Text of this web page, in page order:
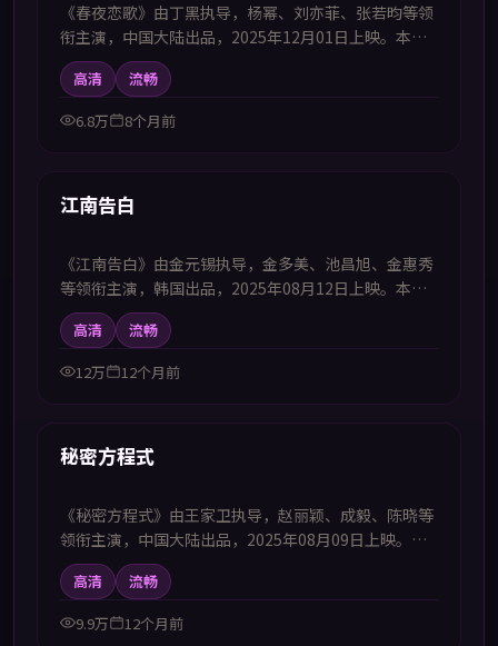
《春夜恋歌》由丁黑执导，杨幂、刘亦菲、张若昀等领
衔主演，中国大陆出品，2025年12月01日上映。本剧
集提供中韩双语字幕，支持1080P高清播放，属惊悚题
材，压迫感不断升级直至真相浮出水面，适合喜欢中韩
字幕电视剧高清播放的观众追看。
高清
流畅
6.8万
8个月前
新上
江南告白
《江南告白》由金元锡执导，金多美、池昌旭、金惠秀
等领衔主演，韩国出品，2025年08月12日上映。本剧
集提供中韩双语字幕，支持1080P高清播放，属犯罪题
材，正邪交锋中揭露灰色地带的人性选择，适合喜欢中
韩字幕电视剧高清播放的观众追看。
高清
流畅
12万
12个月前
新上
秘密方程式
《秘密方程式》由王家卫执导，赵丽颖、成毅、陈晓等
领衔主演，中国大陆出品，2025年08月09日上映。本
影片提供中韩双语字幕，支持1080P高清播放，属战争
题材，以历史节点为轴展现信念与牺牲，适合喜欢中韩
字幕电视剧高清播放的观众追看。
高清
流畅
9.9万
12个月前